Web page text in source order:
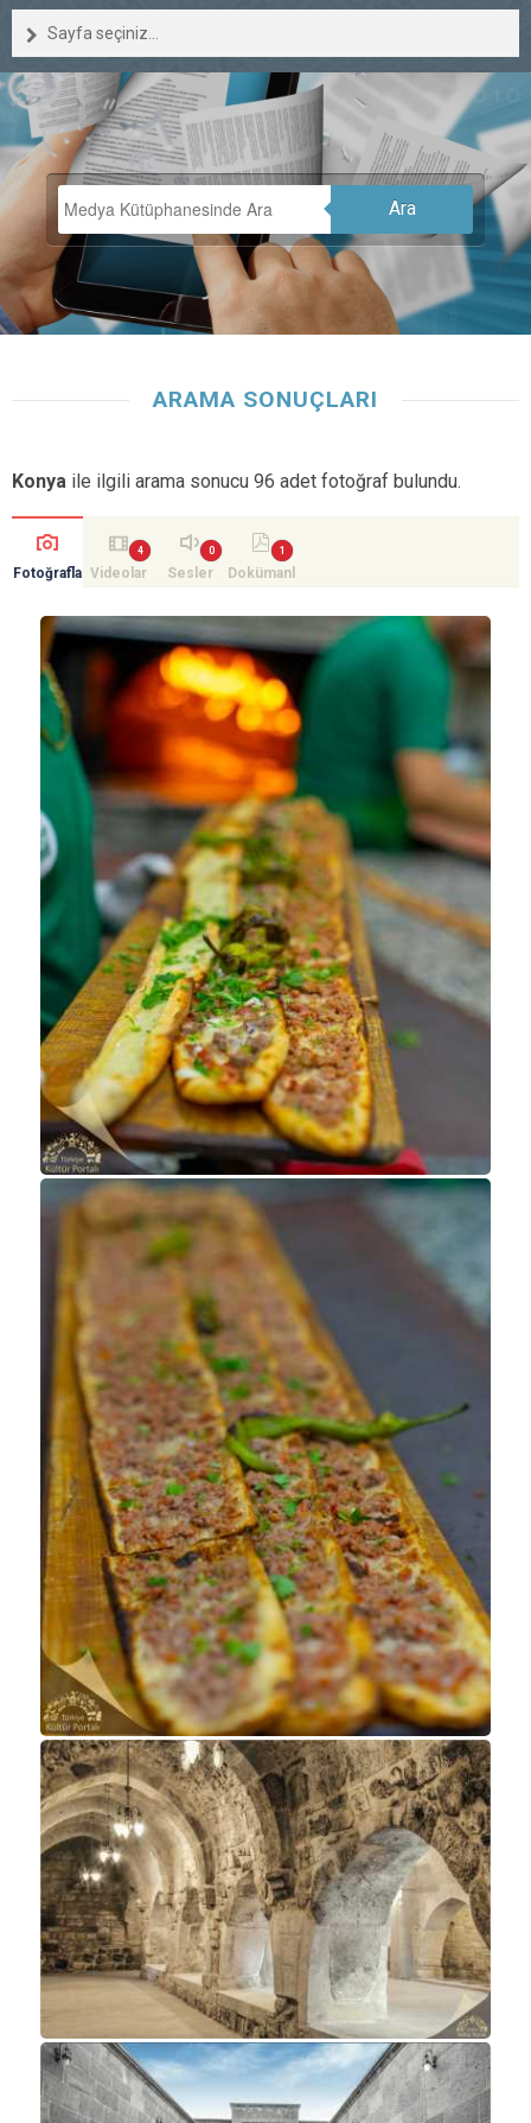
Sayfa seçiniz...
Ara
ARAMA SONUÇLARI
Konya ile ilgili arama sonucu 96 adet fotoğraf bulundu.
Fotoğrafla Videolar Sesler
Dokümanl